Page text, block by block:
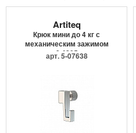
Artiteq
Крюк мини до 4 кг с
механическим зажимом
9.4205
арт. 5-07638